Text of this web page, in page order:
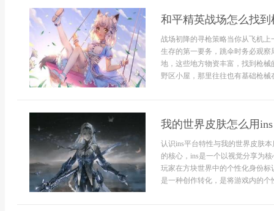
和平精英战场怎么找
战场初降的寻枪策略当你从飞机
生存的第一要务，跳伞时务必观
地，这些地方物资丰富，找到枪
野区小屋，那里往往也有基础枪械
我的世界皮肤怎么用
认识ins平台特性与我的世界皮肤
的核心，ins是一个以视觉分享为
玩家在方块世界中的个性化身份
是一种创作转化，是将游戏内的个